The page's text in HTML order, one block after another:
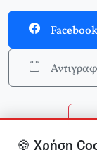
Facebook
🍪 Χρήση